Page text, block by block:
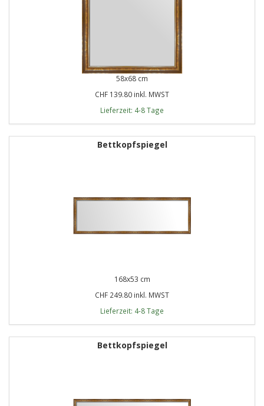
58x68 cm
CHF 139.80 inkl. MWST
Lieferzeit: 4-8 Tage
Bettkopfspiegel
168x53 cm
CHF 249.80 inkl. MWST
Lieferzeit: 4-8 Tage
Bettkopfspiegel